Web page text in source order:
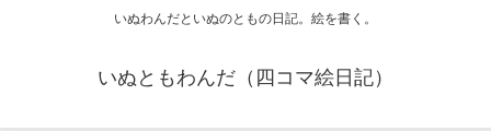
いぬわんだといぬのともの日記。絵を書く。
いぬともわんだ（四コマ絵日記）